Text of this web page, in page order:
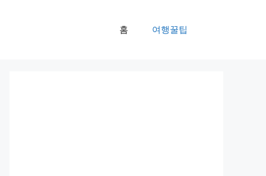
홈 여행꿀팁